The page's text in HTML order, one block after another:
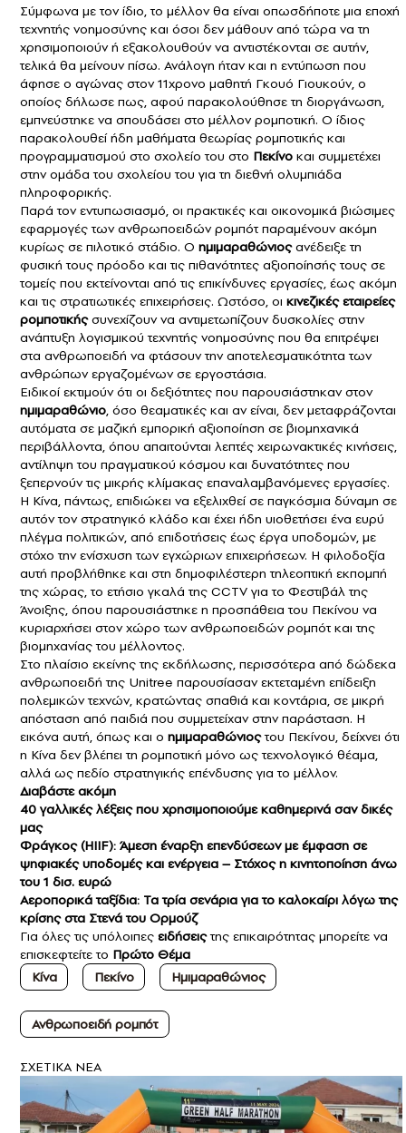
Σύμφωνα με τον ίδιο, το μέλλον θα είναι οπωσδήποτε μια εποχή
τεχνητής νοημοσύνης και όσοι δεν μάθουν από τώρα να τη
χρησιμοποιούν ή εξακολουθούν να αντιστέκονται σε αυτήν,
τελικά θα μείνουν πίσω. Ανάλογη ήταν και η εντύπωση που
άφησε ο αγώνας στον 11χρονο μαθητή Γκουό Γιουκούν, ο
οποίος δήλωσε πως, αφού παρακολούθησε τη διοργάνωση,
εμπνεύστηκε να σπουδάσει στο μέλλον ρομποτική. Ο ίδιος
παρακολουθεί ήδη μαθήματα θεωρίας ρομποτικής και
προγραμματισμού στο σχολείο του στο Πεκίνο και συμμετέχει
στην ομάδα του σχολείου του για τη διεθνή ολυμπιάδα
πληροφορικής.
Παρά τον εντυπωσιασμό, οι πρακτικές και οικονομικά βιώσιμες
εφαρμογές των ανθρωποειδών ρομπότ παραμένουν ακόμη
κυρίως σε πιλοτικό στάδιο. Ο ημιμαραθώνιοςανέδειξε τη
φυσική τους πρόοδο και τις πιθανότητες αξιοποίησής τους σε
τομείς που εκτείνονται από τις επικίνδυνες εργασίες, έως ακόμη
και τις στρατιωτικές επιχειρήσεις. Ωστόσο, οι κινεζικές εταιρείες
ρομποτικήςσυνεχίζουν να αντιμετωπίζουν δυσκολίες στην
ανάπτυξη λογισμικού τεχνητής νοημοσύνης που θα επιτρέψει
στα ανθρωποειδή να φτάσουν την αποτελεσματικότητα των
ανθρώπων εργαζομένων σε εργοστάσια.
Ειδικοί εκτιμούν ότι οι δεξιότητες που παρουσιάστηκαν στον
ημιμαραθώνιο, όσο θεαματικές και αν είναι, δεν μεταφράζονται
αυτόματα σε μαζική εμπορική αξιοποίηση σε βιομηχανικά
περιβάλλοντα, όπου απαιτούνται λεπτές χειρωνακτικές κινήσεις,
αντίληψη του πραγματικού κόσμου και δυνατότητες που
ξεπερνούν τις μικρής κλίμακας επαναλαμβανόμενες εργασίες.
Η Κίνα, πάντως, επιδιώκει να εξελιχθεί σε παγκόσμια δύναμη σε
αυτόν τον στρατηγικό κλάδο και έχει ήδη υιοθετήσει ένα ευρύ
πλέγμα πολιτικών, από επιδοτήσεις έως έργα υποδομών, με
στόχο την ενίσχυση των εγχώριων επιχειρήσεων. Η φιλοδοξία
αυτή προβλήθηκε και στη δημοφιλέστερη τηλεοπτική εκπομπή
της χώρας, το ετήσιο γκαλά της CCTV για το Φεστιβάλ της
Άνοιξης, όπου παρουσιάστηκε η προσπάθεια του Πεκίνου να
κυριαρχήσει στον χώρο των ανθρωποειδών ρομπότ και της
βιομηχανίας του μέλλοντος.
Στο πλαίσιο εκείνης της εκδήλωσης, περισσότερα από δώδεκα
ανθρωποειδή της Unitree παρουσίασαν εκτεταμένη επίδειξη
πολεμικών τεχνών, κρατώντας σπαθιά και κοντάρια, σε μικρή
απόσταση από παιδιά που συμμετείχαν στην παράσταση. Η
εικόνα αυτή, όπως και ο ημιμαραθώνιοςτου Πεκίνου, δείχνει ότι
η Κίνα δεν βλέπει τη ρομποτική μόνο ως τεχνολογικό θέαμα,
αλλά ως πεδίο στρατηγικής επένδυσης για το μέλλον.
Διαβάστε ακόμη
40 γαλλικές λέξεις που χρησιμοποιούμε καθημερινά σαν δικές
μας
Φράγκος (HIIF): Άμεση έναρξη επενδύσεων με έμφαση σε
ψηφιακές υποδομές και ενέργεια – Στόχος η κινητοποίηση άνω
του 1 δισ. ευρώ
Αεροπορικά ταξίδια: Τα τρία σενάρια για το καλοκαίρι λόγω της
κρίσης στα Στενά του Ορμούζ
Για όλες τις υπόλοιπες ειδήσειςτης επικαιρότητας μπορείτε να
επισκεφτείτε το Πρώτο Θέμα
Κίνα
Πεκίνο Ημιμαραθώνιος
Ανθρωποειδή ρομπότ
ΣXETIKA NEA